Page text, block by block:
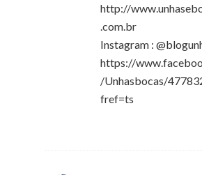
http://
.com.br
Instagram :
https://
/Unhasbocas/
fref=ts